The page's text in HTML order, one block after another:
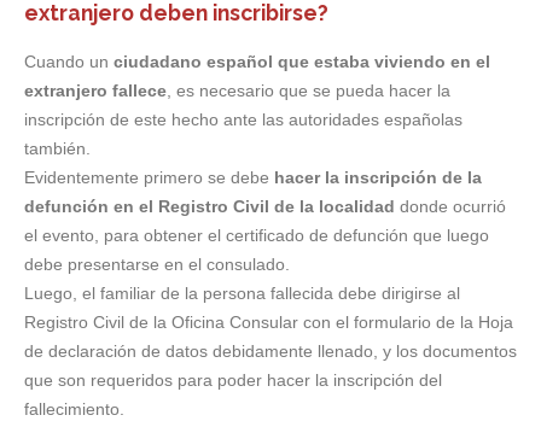
extranjero deben inscribirse?
Cuando un ciudadano español que estaba viviendo en el
extranjero fallece, es necesario que se pueda hacer la
inscripción de este hecho ante las autoridades españolas
también.
Evidentemente primero se debe hacer la inscripción de la
defunción en el Registro Civil de la localidad donde ocurrió
el evento, para obtener el certificado de defunción que luego
debe presentarse en el consulado.
Luego, el familiar de la persona fallecida debe dirigirse al
Registro Civil de la Oficina Consular con el formulario de la Hoja
de declaración de datos debidamente llenado, y los documentos
que son requeridos para poder hacer la inscripción del
fallecimiento.